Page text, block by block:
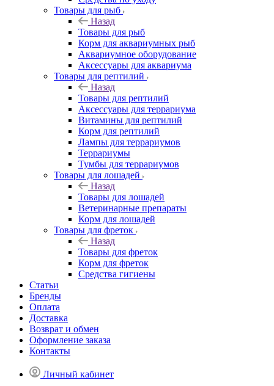
Товары для рыб
Назад
Товары для рыб
Корм для аквариумных рыб
Аквариумное оборудование
Аксессуары для аквариума
Товары для рептилий
Назад
Товары для рептилий
Аксессуары для террариума
Витамины для рептилий
Корм для рептилий
Лампы для террариумов
Террариумы
Тумбы для террариумов
Товары для лошадей
Назад
Товары для лошадей
Ветеринарные препараты
Корм для лошадей
Товары для фреток
Назад
Товары для фреток
Корм для фреток
Средства гигиены
Статьи
Бренды
Оплата
Доставка
Возврат и обмен
Оформление заказа
Контакты
Личный кабинет